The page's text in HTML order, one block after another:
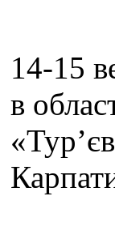
14-15
в